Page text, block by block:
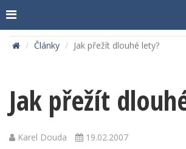
Články Jak přežít dlouhé lety?
Jak přežít
Karel Douda 19.02.2007